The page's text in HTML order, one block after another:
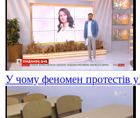
У чому феномен протестів